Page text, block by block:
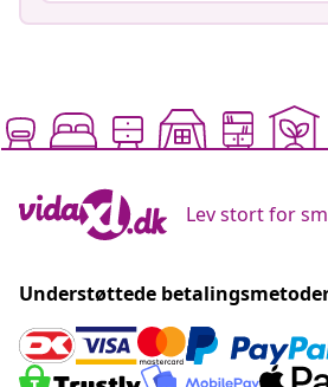
Lev stort for
Understøttede